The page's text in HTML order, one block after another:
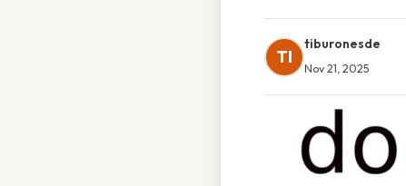
TI
tiburonesde
Nov 21, 2025